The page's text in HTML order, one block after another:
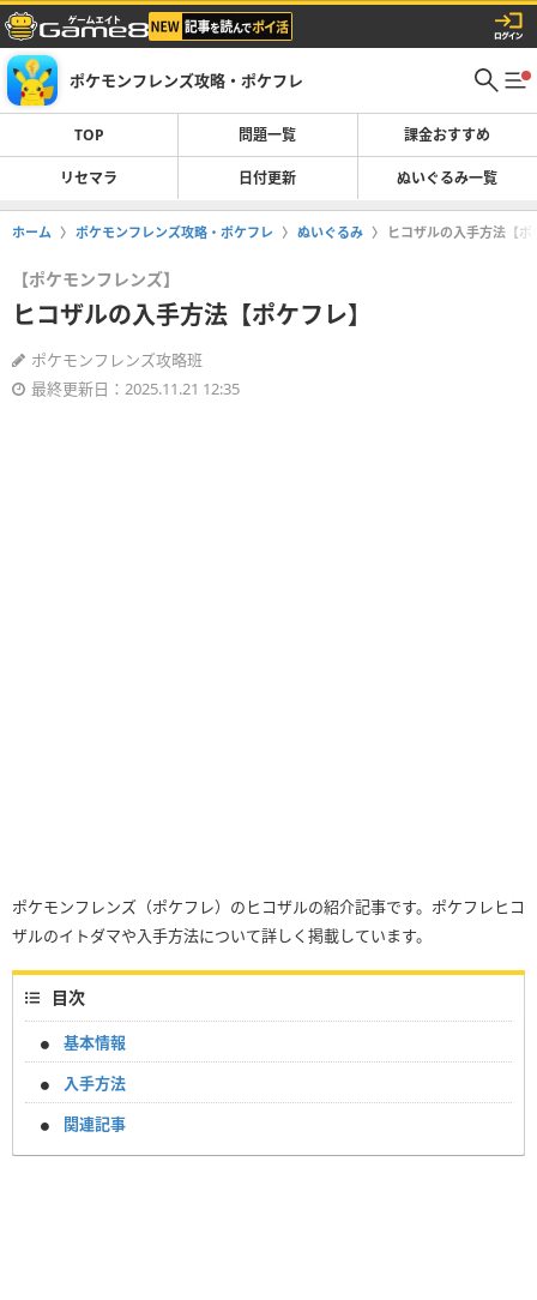
ポケモンフレンズ攻略・ポケフレ
TOP 問題一覧 課金おすすめ
リセマラ 日付更新 ぬいぐるみ一覧
ホーム ポケモンフレンズ攻略・ポケフレ ぬいぐるみ ヒコザルの入手方法【ポ
【ポケモンフレンズ】
ヒコザルの入手方法【ポケフレ】
ポケモンフレンズ攻略班
最終更新日：2025.11.21 12:35
ポケモンフレンズ（ポケフレ）のヒコザルの紹介記事です。ポケフレヒコ
ザルのイトダマや入手方法について詳しく掲載しています。
目次
基本情報
入手方法
関連記事